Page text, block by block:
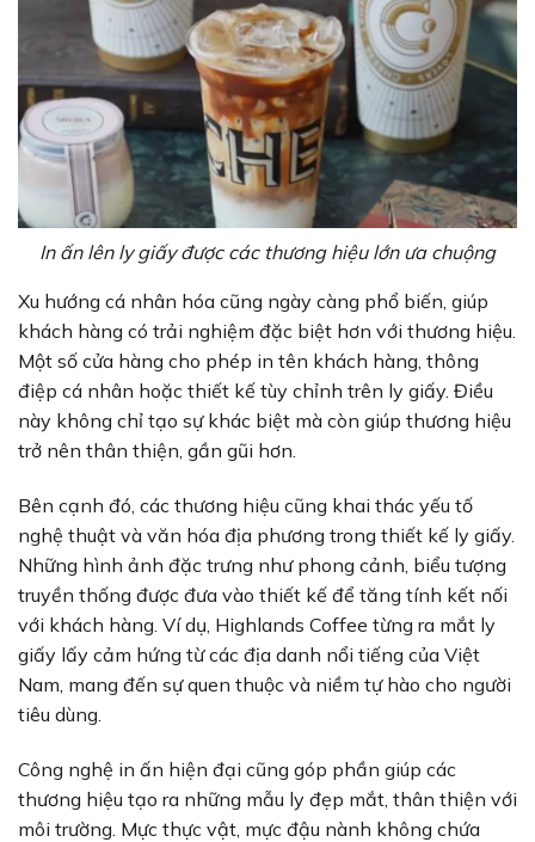
In ấn lên ly giấy được các thương hiệu lớn ưa chuộng
Xu hướng cá nhân hóa cũng ngày càng phổ biến, giúp
khách hàng có trải nghiệm đặc biệt hơn với thương hiệu.
Một số cửa hàng cho phép in tên khách hàng, thông
điệp cá nhân hoặc thiết kế tùy chỉnh trên ly giấy. Điều
này không chỉ tạo sự khác biệt mà còn giúp thương hiệu
trở nên thân thiện, gần gũi hơn.
Bên cạnh đó, các thương hiệu cũng khai thác yếu tố
nghệ thuật và văn hóa địa phương trong thiết kế ly giấy.
Những hình ảnh đặc trưng như phong cảnh, biểu tượng
truyền thống được đưa vào thiết kế để tăng tính kết nối
với khách hàng. Ví dụ, Highlands Coffee từng ra mắt ly
giấy lấy cảm hứng từ các địa danh nổi tiếng của Việt
Nam, mang đến sự quen thuộc và niềm tự hào cho người
tiêu dùng.
Công nghệ in ấn hiện đại cũng góp phần giúp các
thương hiệu tạo ra những mẫu ly đẹp mắt, thân thiện với
môi trường. Mực thực vật, mực đậu nành không chứa